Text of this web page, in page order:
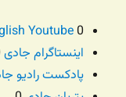
Youtube0
اینستاگرام جادی
پادکست رادیو